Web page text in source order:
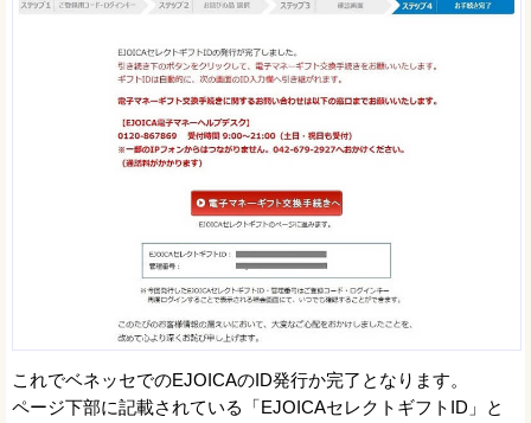
これでベネッセでのEJOICAのID発行か完了となります。
ページ下部に記載されている「EJOICAセレクトギフトID」と